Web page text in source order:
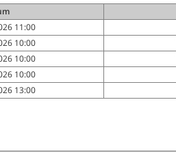
11:00
10:00
10:00
10:00
13:00